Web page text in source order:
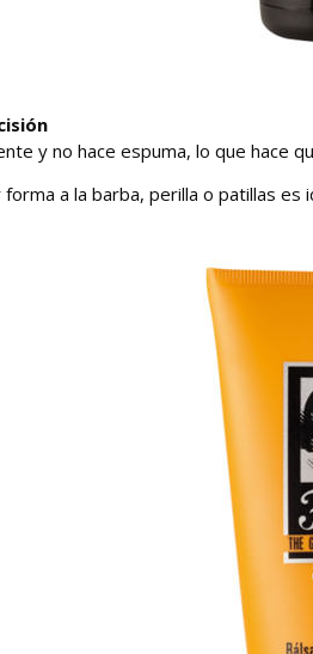
y no hace espuma, lo que hace
a la barba, perilla o patillas es